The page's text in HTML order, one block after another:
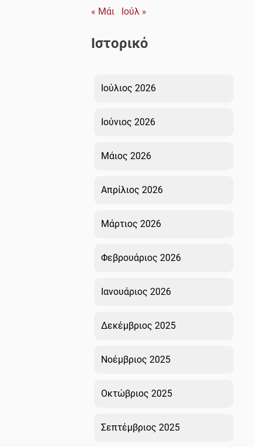
« Μάι
Ιούλ »
Ιστορικό
Ιούλιος 2026
Ιούνιος 2026
Μάιος 2026
Απρίλιος 2026
Μάρτιος 2026
Φεβρουάριος 2026
Ιανουάριος 2026
Δεκέμβριος 2025
Νοέμβριος 2025
Οκτώβριος 2025
Σεπτέμβριος 2025